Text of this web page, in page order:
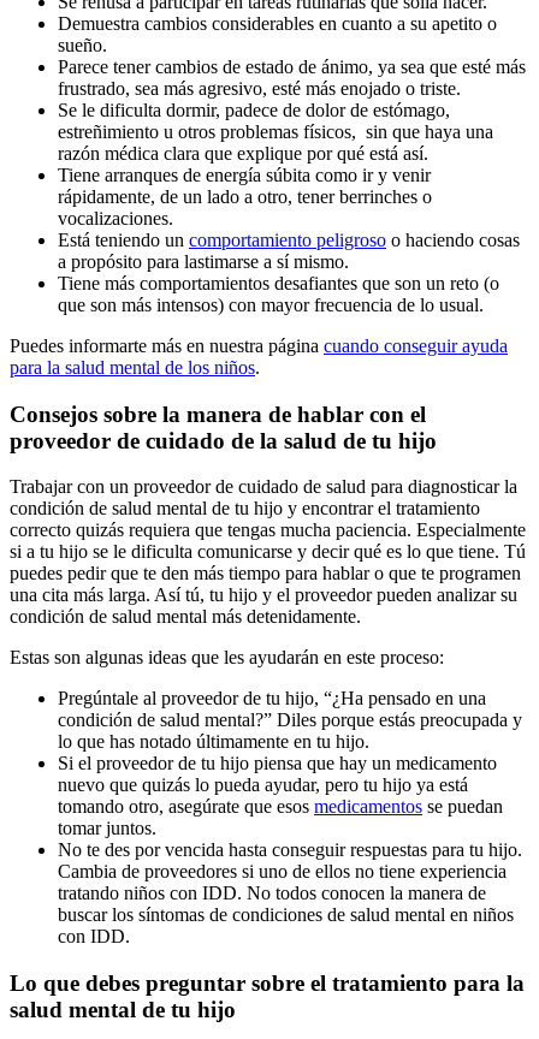
Demuestra cambios considerables en cuanto a su apetito o
sueño.
Parece tener cambios de estado de ánimo, ya sea que esté más
frustrado, sea más agresivo, esté más enojado o triste.
Se le dificulta dormir, padece de dolor de estómago,
estreñimiento u otros problemas físicos, sin que haya una
razón médica clara que explique por qué está así.
Tiene arranques de energía súbita como ir y venir
rápidamente, de un lado a otro, tener berrinches o
vocalizaciones.
Está teniendo un comportamiento peligroso o haciendo cosas
a propósito para lastimarse a sí mismo.
Tiene más comportamientos desafiantes que son un reto (o
que son más intensos) con mayor frecuencia de lo usual.
Puedes informarte más en nuestra página cuando conseguir ayuda
para la salud mental de los niños.
Consejos sobre la manera de hablar con el
proveedor de cuidado de la salud de tu hijo
Trabajar con un proveedor de cuidado de salud para diagnosticar la
condición de salud mental de tu hijo y encontrar el tratamiento
correcto quizás requiera que tengas mucha paciencia. Especialmente
si a tu hijo se le dificulta comunicarse y decir qué es lo que tiene. Tú
puedes pedir que te den más tiempo para hablar o que te programen
una cita más larga. Así tú, tu hijo y el proveedor pueden analizar su
condición de salud mental más detenidamente.
Estas son algunas ideas que les ayudarán en este proceso:
Pregúntale al proveedor de tu hijo, “¿Ha pensado en una
condición de salud mental?” Diles porque estás preocupada y
lo que has notado últimamente en tu hijo.
Si el proveedor de tu hijo piensa que hay un medicamento
nuevo que quizás lo pueda ayudar, pero tu hijo ya está
tomando otro, asegúrate que esos medicamentos se puedan
tomar juntos.
No te des por vencida hasta conseguir respuestas para tu hijo.
Cambia de proveedores si uno de ellos no tiene experiencia
tratando niños con IDD. No todos conocen la manera de
buscar los síntomas de condiciones de salud mental en niños
con IDD.
Lo que debes preguntar sobre el tratamiento para la
salud mental de tu hijo